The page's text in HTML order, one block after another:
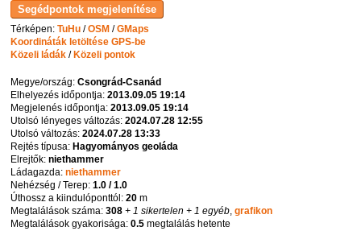
Térképen:TuHu /OSM /GMaps
Koordináták letöltése GPS-be
Közeli ládák / Közeli pontok
Megye/ország:Csongrád-Csanád
Elhelyezés időpontja:2013.09.05 19:14
Megjelenés időpontja:2013.09.05 19:14
Utolsó lényeges változás:2024.07.28 12:55
Utolsó változás:2024.07.28 13:33
Rejtés típusa: Hagyományos geoláda
Elrejtők:niethammer
Ládagazda:niethammer
Nehézség / Terep:1.0 / 1.0
Úthossz a kiindulóponttól:20 m
Megtalálások száma:308 + 1 sikertelen + 1 egyéb,grafikon
Megtalálások gyakorisága:0.5 megtalálás hetente